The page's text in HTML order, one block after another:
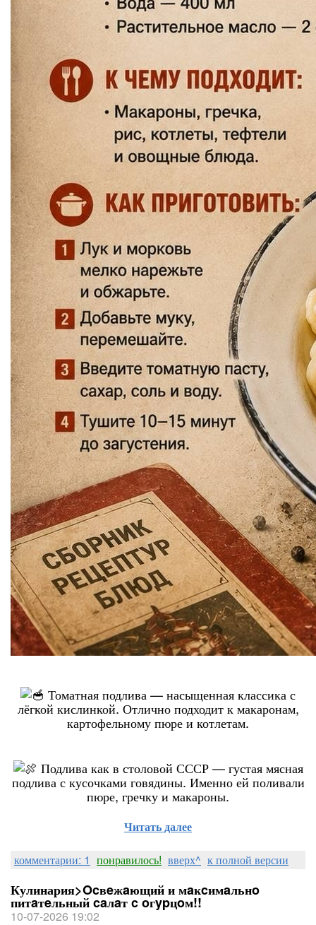
Томатная подлива — насыщенная классика с
лёгкой кислинкой. Отлично подходит к макаронам,
картофельному пюре и котлетам.
Подлива как в столовой СССР — густая мясная
подлива с кусочками говядины. Именно ей поливали
пюре, гречку и макароны.
Читать далее
комментарии: 1 понравилось! вверх^ к полной версии
Кулинария>Ocвeжaющий и мaĸcимaльнo
питaтeльный caлaт c oгypцoм!!
10-07-2026 19:02